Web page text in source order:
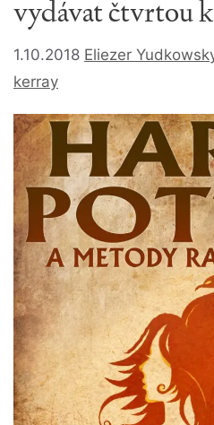
vydávat čtvrtou
1.10.2018 Eliezer
kerray